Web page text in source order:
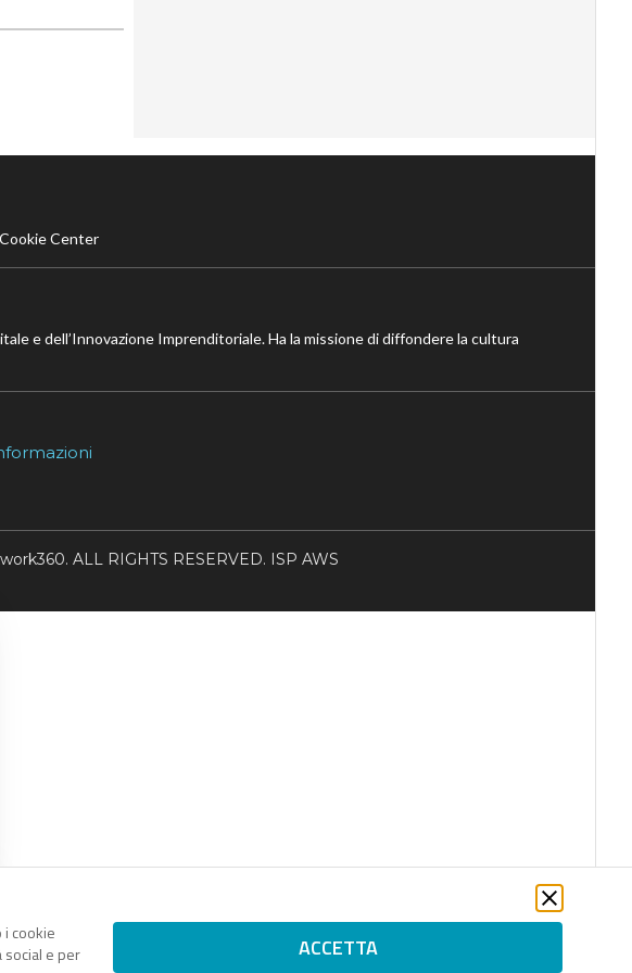
i cookie
e per
ACCETTA
Cookie Center
e dell’Innovazione Imprenditoriale. Ha la missione di diffondere la cultura
ALL RIGHTS RESERVED. ISP AWS